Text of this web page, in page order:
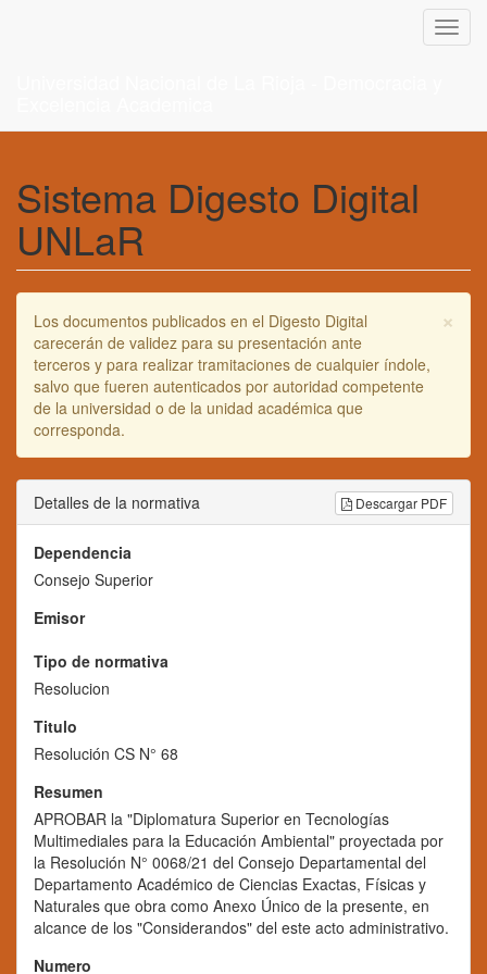
Sistema Digesto Digital
UNLaR
×
Los documentos publicados en el Digesto Digital
carecerán de validez para su presentación ante
terceros y para realizar tramitaciones de cualquier índole,
salvo que fueren autenticados por autoridad competente
de la universidad o de la unidad académica que
corresponda.
Detalles de la normativa Descargar PDF
Dependencia
Consejo Superior
Emisor
Tipo de normativa
Resolucion
Titulo
Resolución CS N° 68
Resumen
APROBAR la "Diplomatura Superior en Tecnologías
Multimediales para la Educación Ambiental" proyectada por
la Resolución N° 0068/21 del Consejo Departamental del
Departamento Académico de Ciencias Exactas, Físicas y
Naturales que obra como Anexo Único de la presente, en
alcance de los "Considerandos" del este acto administrativo.
Numero